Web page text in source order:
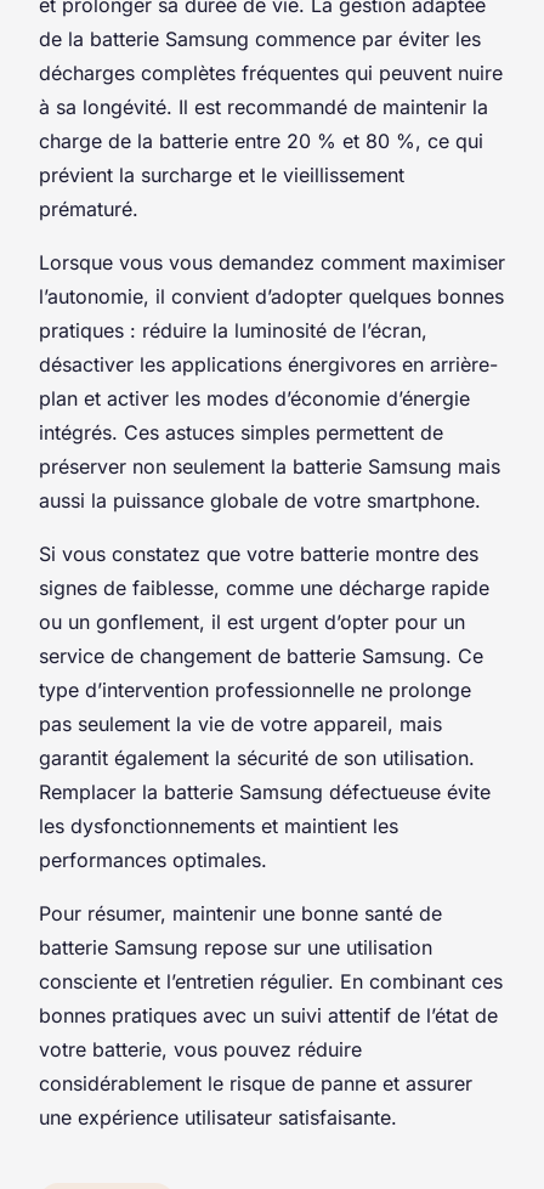
de la batterie Samsung commence par éviter les
décharges complètes fréquentes qui peuvent nuire
à sa longévité. Il est recommandé de maintenir la
charge de la batterie entre 20 % et 80 %, ce qui
prévient la surcharge et le vieillissement
prématuré.
Lorsque vous vous demandez comment maximiser
l’autonomie, il convient d’adopter quelques bonnes
pratiques : réduire la luminosité de l’écran,
désactiver les applications énergivores en arrière-
plan et activer les modes d’économie d’énergie
intégrés. Ces astuces simples permettent de
préserver non seulement la batterie Samsung mais
aussi la puissance globale de votre smartphone.
Si vous constatez que votre batterie montre des
signes de faiblesse, comme une décharge rapide
ou un gonflement, il est urgent d’opter pour un
service de changement de batterie Samsung. Ce
type d’intervention professionnelle ne prolonge
pas seulement la vie de votre appareil, mais
garantit également la sécurité de son utilisation.
Remplacer la batterie Samsung défectueuse évite
les dysfonctionnements et maintient les
performances optimales.
Pour résumer, maintenir une bonne santé de
batterie Samsung repose sur une utilisation
consciente et l’entretien régulier. En combinant ces
bonnes pratiques avec un suivi attentif de l’état de
votre batterie, vous pouvez réduire
considérablement le risque de panne et assurer
une expérience utilisateur satisfaisante.